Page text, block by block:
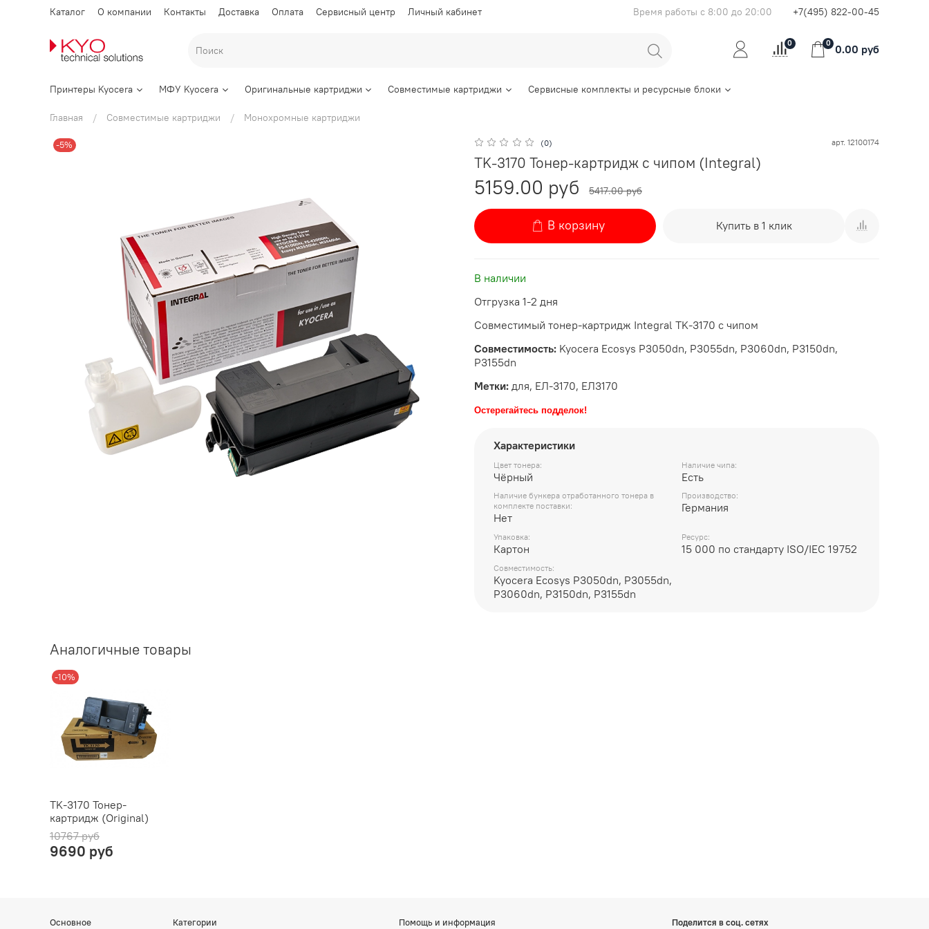
Каталог О компании Контакты Доставка Оплата Сервисный центр Личный кабинет Время работы с 8:00 до 20:00 +7(495) 822-00-45
0 0 0.00 руб
Принтеры Kyocera МФУ Kyocera Оригинальные картриджи Совместимые картриджи Сервисные комплекты и ресурсные блоки
Главная Совместимые картриджи Монохромные картриджи
-5% (0) арт. 12100174
TK-3170 Тонер-картридж с чипом (Integral)
5159.00 руб 5417.00 руб
В корзину Купить в 1 клик
В наличии
Отгрузка 1-2 дня
Совместимый тонер-картридж Integral TK-3170 с чипом
Совместимость: Kyocera Ecosys P3050dn, P3055dn, P3060dn, P3150dn,
P3155dn
Метки: для, ЕЛ-3170, ЕЛ3170
Остерегайтесь подделок!
Характеристики
Цвет тонера:
Чёрный
Наличие чипа:
Есть
Наличие бункера отработанного тонера в
комплекте поставки:
Нет
Производство:
Германия
Упаковка:
Картон
Ресурс:
15 000 по стандарту ISO/IEC 19752
Совместимость:
Kyocera Ecosys P3050dn, P3055dn,
P3060dn, P3150dn, P3155dn
Аналогичные товары
-10%
TK-3170 Тонер-
картридж (Original)
10767 руб
9690 руб
Основное Категории Помощь и информация Поделится в соц. сетях